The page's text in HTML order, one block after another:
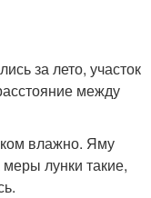
за лето, участок
между
влажно. Яму
лунки такие,